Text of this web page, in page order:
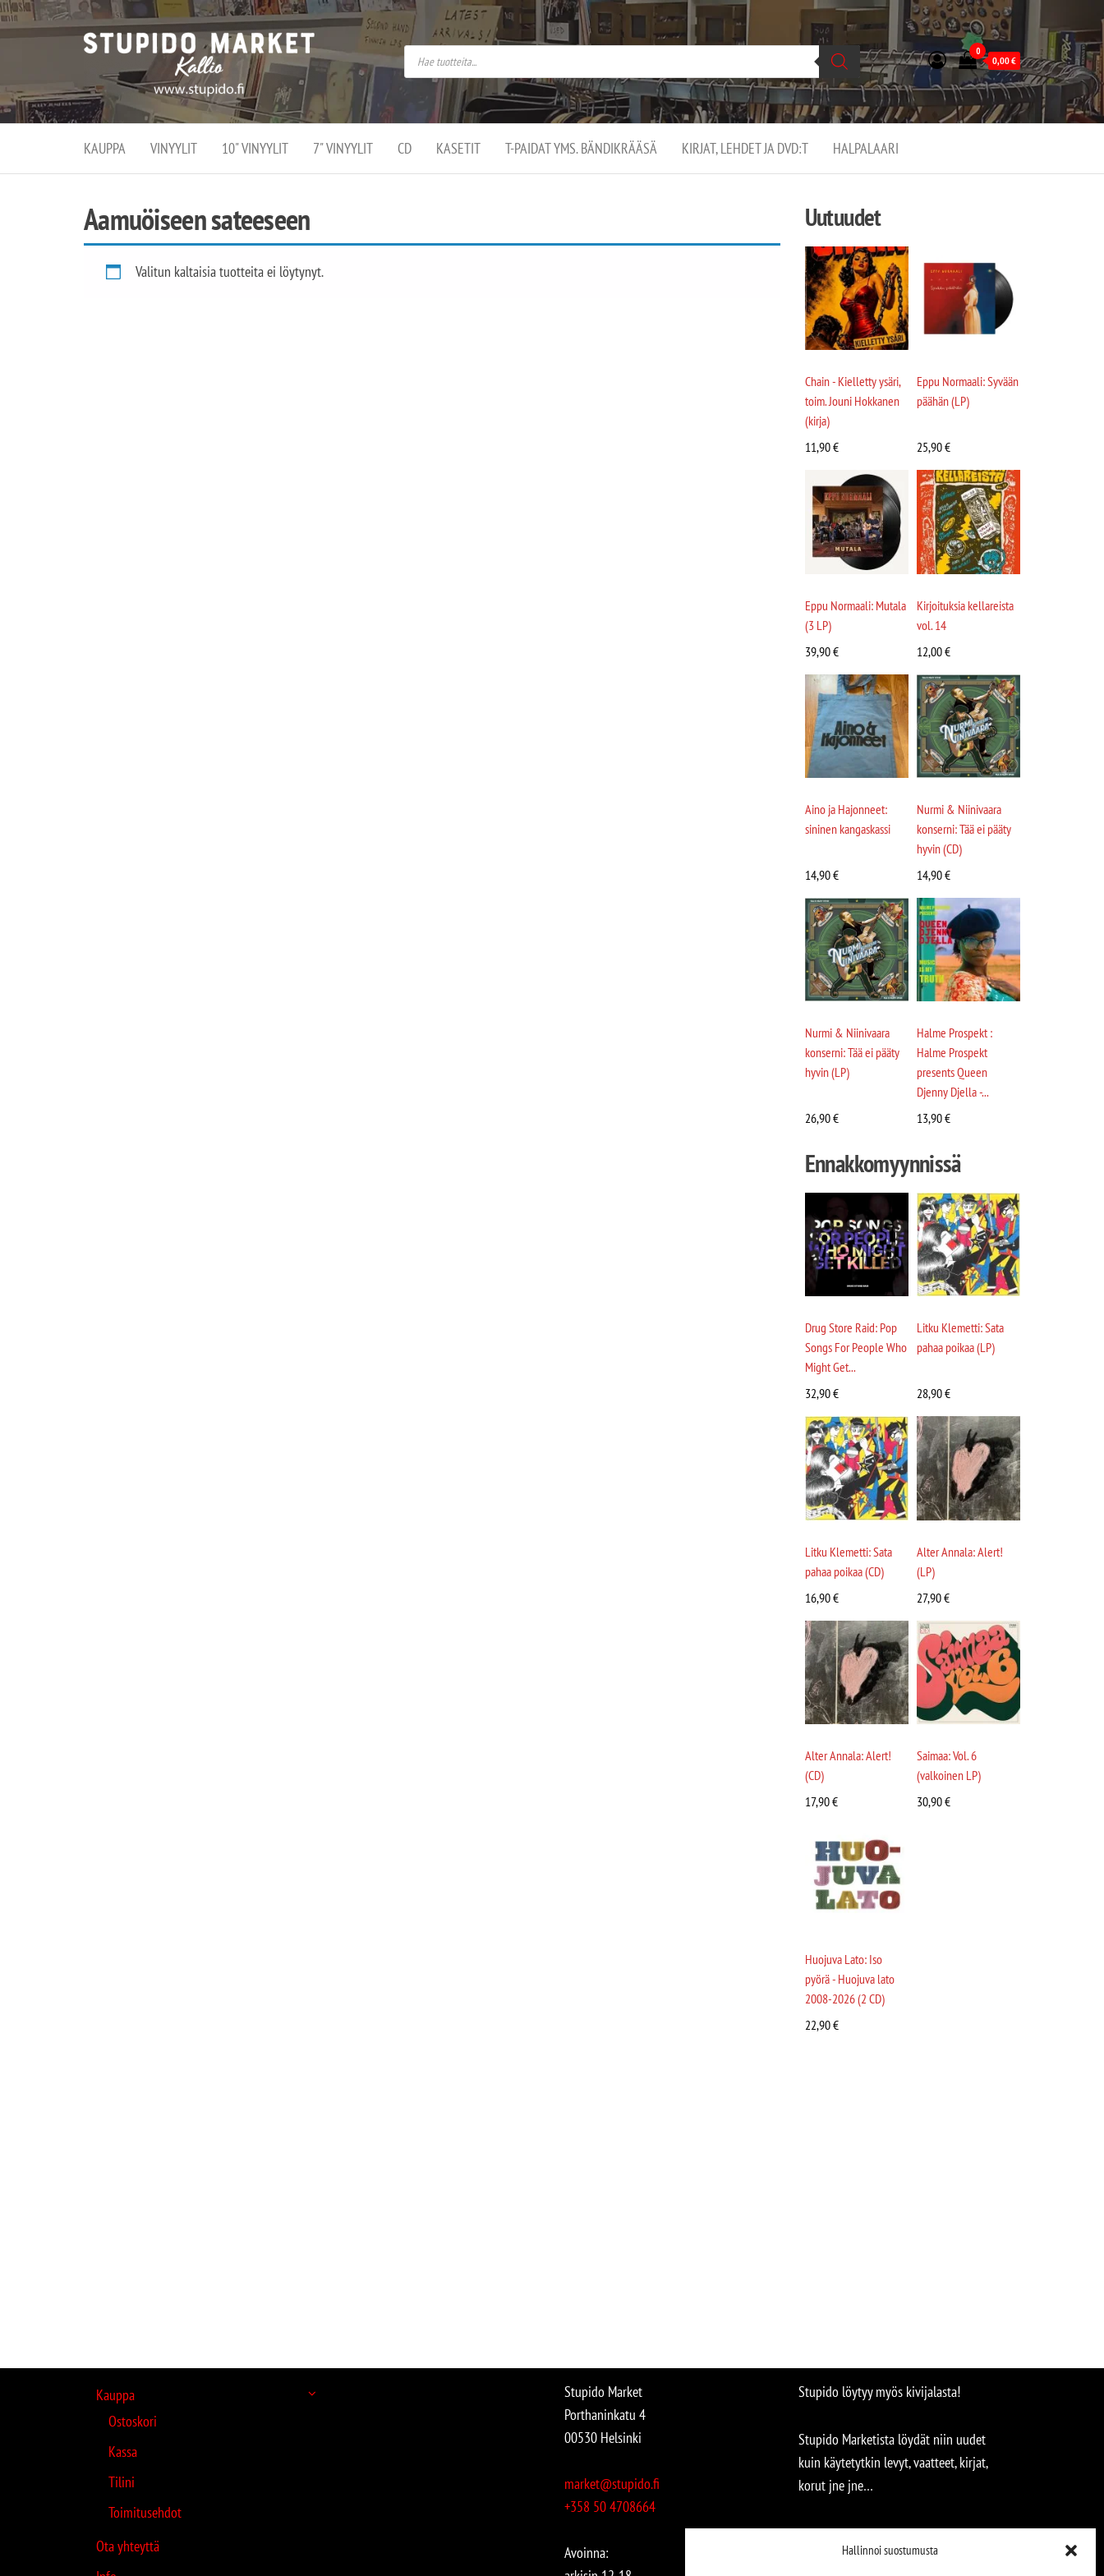
Hallinnoi suostumusta
Stupido
Market –
verkossa
ja
kivijalassa
Stupido Market on
vaihtoehtomusaan
erikoistunut
verkko- sekä
kivijalkakauppa
Helsingissä
Kallion
0
0,00€
KAUPPA VINYYLIT 10" VINYYLIT 7" VINYYLIT CD KASETIT T-PAIDAT YMS. BÄNDIKRÄÄSÄ KIRJAT, LEHDET JA DVD:T HALPALAARI
Aamuöiseen sateeseen
Valitun kaltaisia tuotteita ei löytynyt.
Uutuudet
Chain - Kielletty ysäri,
toim. Jouni Hokkanen
(kirja)
11,90€
Eppu Normaali: Syvään
päähän (LP)
25,90€
Eppu Normaali: Mutala
(3 LP)
39,90€
Kirjoituksia kellareista
vol. 14
12,00€
Aino ja Hajonneet:
sininen kangaskassi
14,90€
Nurmi & Niinivaara
konserni: Tää ei pääty
hyvin (CD)
14,90€
Nurmi & Niinivaara
konserni: Tää ei pääty
hyvin (LP)
26,90€
Halme Prospekt :
Halme Prospekt
presents Queen
Djenny Djella -...
13,90€
Ennakkomyynnissä
Drug Store Raid: Pop
Songs For People Who
Might Get...
32,90€
Litku Klemetti: Sata
pahaa poikaa (LP)
28,90€
Litku Klemetti: Sata
pahaa poikaa (CD)
16,90€
Alter Annala: Alert!
(LP)
27,90€
Alter Annala: Alert!
(CD)
17,90€
Saimaa: Vol. 6
(valkoinen LP)
30,90€
Huojuva Lato: Iso
pyörä - Huojuva lato
2008-2026 (2 CD)
22,90€
Kauppa
Ostoskori
Kassa
Tilini
Toimitusehdot
Ota yhteyttä
Stupido Market
Porthaninkatu 4
00530 Helsinki
market@stupido.fi
+358 50 4708664
Avoinna:
Stupido löytyy myös kivijalasta!
Stupido Marketista löydät niin uudet
kuin käytetytkin levyt, vaatteet, kirjat,
korut jne jne…